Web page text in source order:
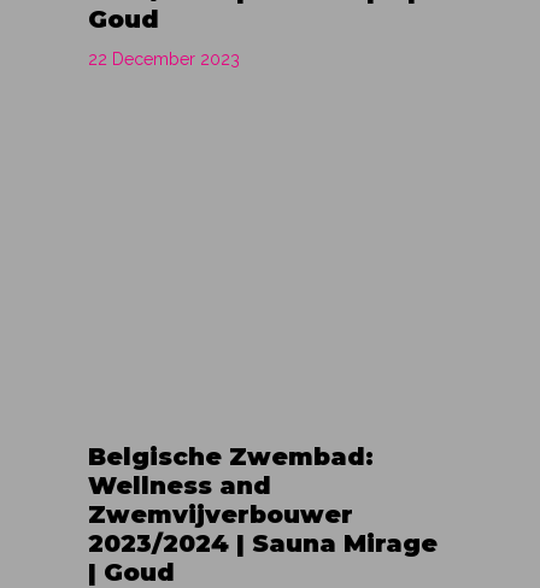
Goud
22 December 2023
Belgische Zwembad:
Wellness and
Zwemvijverbouwer
2023/2024 | Sauna Mirage
| Goud